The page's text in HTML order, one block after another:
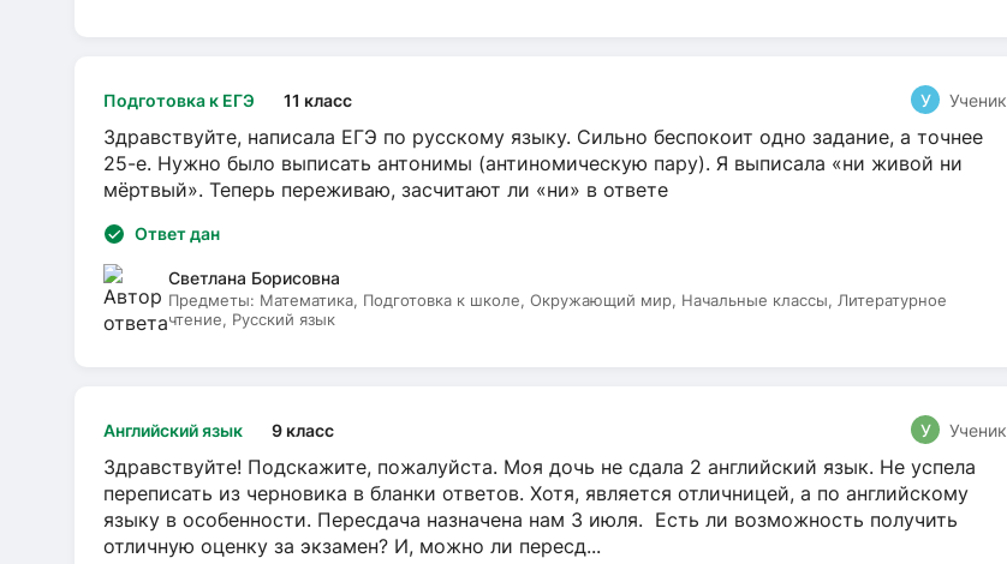
Подготовка к ЕГЭ 11 класс У Ученик
Здравствуйте, написала ЕГЭ по русскому языку. Сильно беспокоит одно задание, а точнее
25-е. Нужно было выписать антонимы (антиномическую пару). Я выписала «ни живой ни
мёртвый». Теперь переживаю, засчитают ли «ни» в ответе
Ответ дан
Светлана Борисовна
Предметы: Математика, Подготовка к школе, Окружающий мир, Начальные классы, Литературное
чтение, Русский язык
Английский язык 9 класс У Ученик
Здравствуйте! Подскажите, пожалуйста. Моя дочь не сдала 2 английский язык. Не успела
переписать из черновика в бланки ответов. Хотя, является отличницей, а по английскому
языку в особенности. Пересдача назначена нам 3 июля. Есть ли возможность получить
отличную оценку за экзамен? И, можно ли пересд...